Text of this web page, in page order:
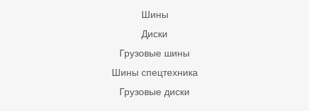
Шины
Грузовые шины
Шины спецтехника
Диски
Грузовые диски